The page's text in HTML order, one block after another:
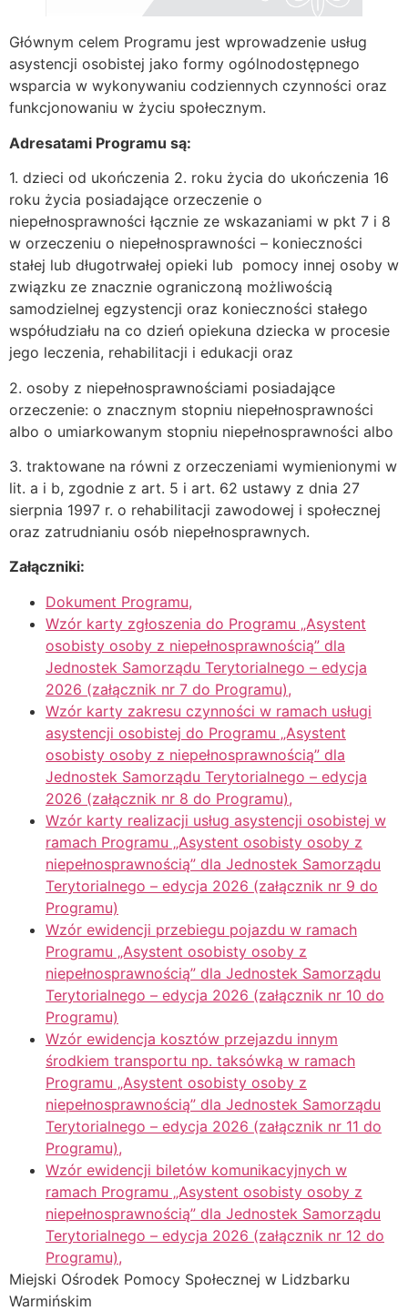
Głównym celem Programu jest wprowadzenie usług
asystencji osobistej jako formy ogólnodostępnego
wsparcia w wykonywaniu codziennych czynności oraz
funkcjonowaniu w życiu społecznym.
Adresatami Programu są:
1. dzieci od ukończenia 2. roku życia do ukończenia 16
roku życia posiadające orzeczenie o
niepełnosprawności łącznie ze wskazaniami w pkt 7 i 8
w orzeczeniu o niepełnosprawności – konieczności
stałej lub długotrwałej opieki lub pomocy innej osoby w
związku ze znacznie ograniczoną możliwością
samodzielnej egzystencji oraz konieczności stałego
współudziału na co dzień opiekuna dziecka w procesie
jego leczenia, rehabilitacji i edukacji oraz
2. osoby z niepełnosprawnościami posiadające
orzeczenie: o znacznym stopniu niepełnosprawności
albo o umiarkowanym stopniu niepełnosprawności albo
3. traktowane na równi z orzeczeniami wymienionymi w
lit. a i b, zgodnie z art. 5 i art. 62 ustawy z dnia 27
sierpnia 1997 r. o rehabilitacji zawodowej i społecznej
oraz zatrudnianiu osób niepełnosprawnych.
Załączniki:
Dokument Programu,
Wzór karty zgłoszenia do Programu „Asystent
osobisty osoby z niepełnosprawnością” dla
Jednostek Samorządu Terytorialnego – edycja
2026 (załącznik nr 7 do Programu),
Wzór karty zakresu czynności w ramach usługi
asystencji osobistej do Programu „Asystent
osobisty osoby z niepełnosprawnością” dla
Jednostek Samorządu Terytorialnego – edycja
2026 (załącznik nr 8 do Programu),
Wzór karty realizacji usług asystencji osobistej w
ramach Programu „Asystent osobisty osoby z
niepełnosprawnością” dla Jednostek Samorządu
Terytorialnego – edycja 2026 (załącznik nr 9 do
Programu)
Wzór ewidencji przebiegu pojazdu w ramach
Programu „Asystent osobisty osoby z
niepełnosprawnością” dla Jednostek Samorządu
Terytorialnego – edycja 2026 (załącznik nr 10 do
Programu)
Wzór ewidencja kosztów przejazdu innym
środkiem transportu np. taksówką w ramach
Programu „Asystent osobisty osoby z
niepełnosprawnością” dla Jednostek Samorządu
Terytorialnego – edycja 2026 (załącznik nr 11 do
Programu),
Wzór ewidencji biletów komunikacyjnych w
ramach Programu „Asystent osobisty osoby z
niepełnosprawnością” dla Jednostek Samorządu
Terytorialnego – edycja 2026 (załącznik nr 12 do
Programu),
Miejski Ośrodek Pomocy Społecznej w Lidzbarku
Warmińskim